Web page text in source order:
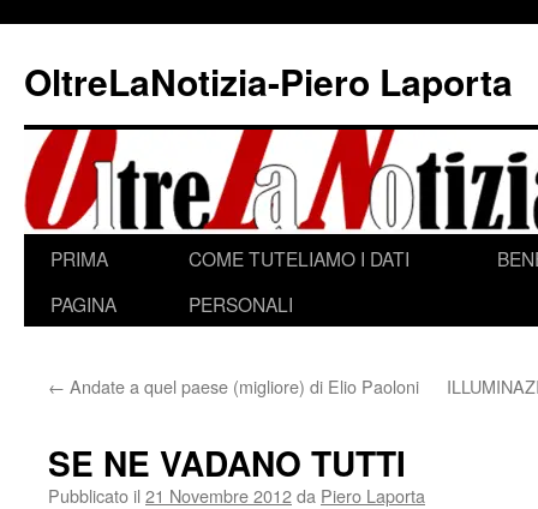
contenuto
OltreLaNotizia-Piero Laporta
PRIMA
PAGINA
COME TUTELIAMO I DATI
PERSONALI
← Andate a quel paese (migliore) di Elio Paoloni
SE NE VADANO TUTTI
Pubblicato il 21 Novembre 2012da Piero Laporta